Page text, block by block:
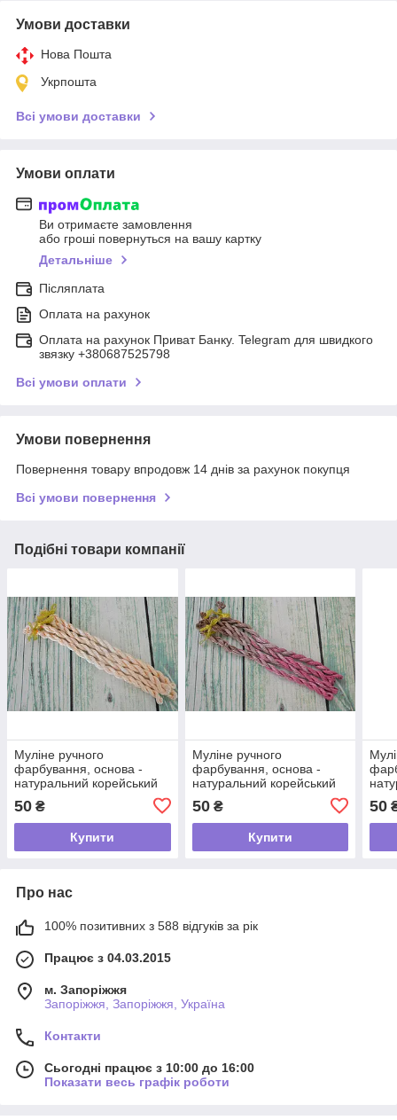
Умови доставки
Нова Пошта
Укрпошта
Всі умови доставки
Умови оплати
Ви отримаєте замовлення
або гроші повернуться на вашу картку
Детальніше
Післяплата
Оплата на рахунок
Оплата на рахунок Приват Банку. Telegram для швидкого
звязку +380687525798
Всі умови оплати
Умови повернення
Повернення товару впродовж 14 днів за рахунок покупця
Всі умови повернення
Подібні товари компанії
Муліне ручного
фарбування, основа -
натуральний корейський
50 ₴
Купити
Муліне ручного
фарбування, основа -
натуральний корейський
50₴
Купити
50
Про нас
100% позитивних з 588 відгуків за рік
Працює з 04.03.2015
м. Запоріжжя
Запоріжжя, Запоріжжя, Україна
Контакти
Сьогодні працює з 10:00 до 16:00
Показати весь графік роботи